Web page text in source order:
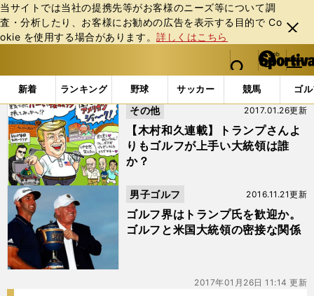
当サイトでは当社の提携先等がお客様のニーズ等について調
査・分析したり、お客様にお勧めの広告を表⽰する⽬的で Co
okie を使⽤する場合があります。詳しくはこちら
閉じ
る
web Sportiva (webスポルティーバ)
検索
マイペ
ー
ジ
メニュ
新着 ランキング 野球 サッカー 競馬 ゴ
b
ス
ポ
ル
テ
ィ
ー
バ
「#アイゼンハワー」の最新ニュース・ 情報
【木村和久連載】トランプさんよ
りもゴルフが上手い大統領は誰
か？
2017.01.26更新
その他
ゴルフ界はトランプ氏を歓迎か。
ゴルフと米国大統領の密接な関係
2016.11.21更新
男子ゴルフ
2017年01月26日 11:14 更新